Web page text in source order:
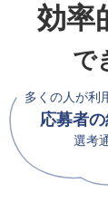
効率
で
多くの人が利
応募者
選考